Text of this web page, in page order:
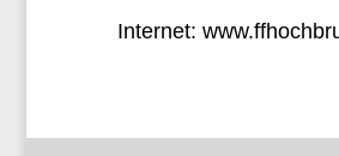
Internet: